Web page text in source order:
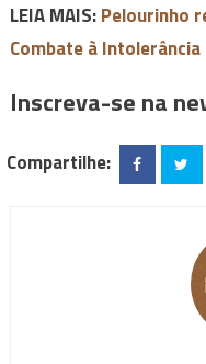
LEIA MAIS:Pelourinho
Combate à Intolerância
Inscreva-se na
Compartilhe: